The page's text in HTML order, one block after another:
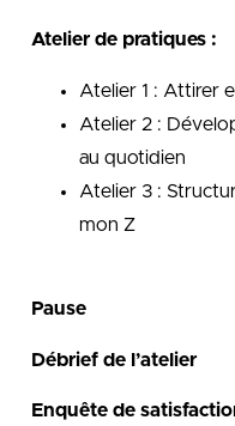
Atelier de pratiques :
Atelier 1 : Attirer
Atelier 2 :
au quotidien
Atelier 3 :
mon Z
Pause
Débrief de l’atelier
Enquête de